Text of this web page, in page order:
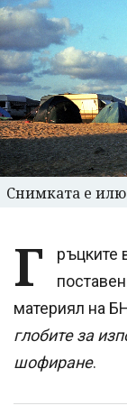
Снимката е
Г
ръцките
материял на
глобите за
шофиране.